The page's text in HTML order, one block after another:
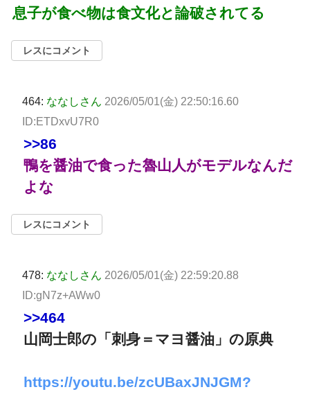
息子が食べ物は食文化と論破されてる
レスにコメント
464: ななしさん 2026/05/01(金) 22:50:16.60
ID:ETDxvU7R0
>>86
鴨を醤油で食った魯山人がモデルなんだ
よな
レスにコメント
478: ななしさん 2026/05/01(金) 22:59:20.88
ID:gN7z+AWw0
>>464
山岡士郎の「刺身＝マヨ醤油」の原典
https://youtu.be/zcUBaxJNJGM?